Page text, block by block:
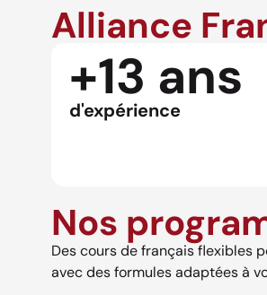
Alliance
+13 ans
d'expérience
Nos
Des cours de français flexibles
avec des formules adaptées à